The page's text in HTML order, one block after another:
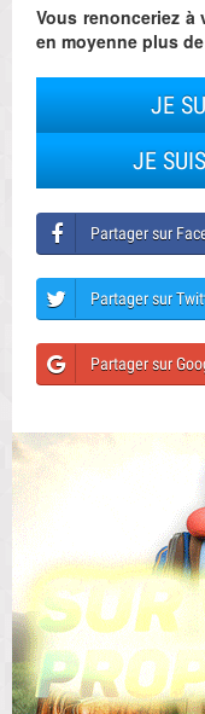
Vous renonceriez
en moyenne plus
JE
JE
Partager sur
Partager sur
Partager sur